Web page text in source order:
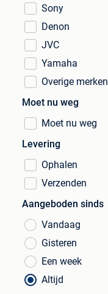
Sony
Denon
JVC
Yamaha
Overige merken
Moet nu weg
Moet nu weg
Levering
Ophalen
Verzenden
Aangeboden sinds
Vandaag
Gisteren
Een week
Altijd